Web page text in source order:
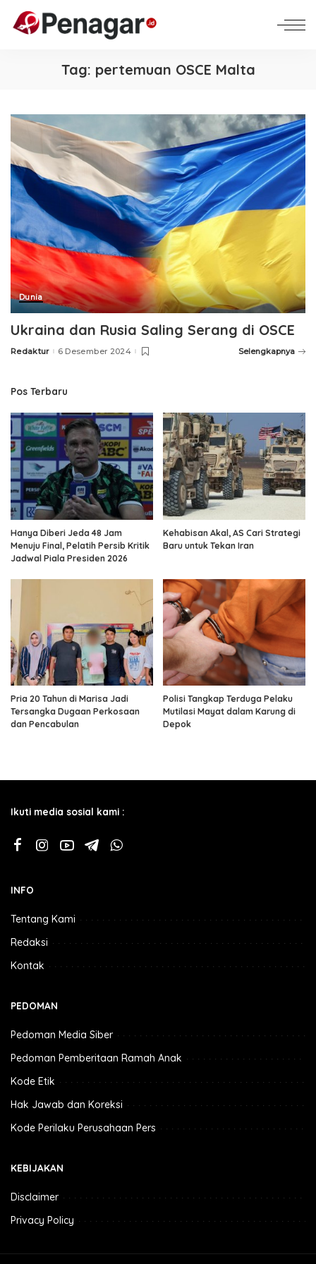
Tag: pertemuan OSCE Malta
Dunia
Ukraina dan Rusia Saling Serang di OSCE
Posted
Redaktur 6 Desember 2024 Selengkapnya
Pos Terbaru
Hanya Diberi Jeda 48 Jam
Menuju Final, Pelatih Persib Kritik
Jadwal Piala Presiden 2026
Kehabisan Akal, AS Cari Strategi
Baru untuk Tekan Iran
Pria 20 Tahun di Marisa Jadi
Tersangka Dugaan Perkosaan
dan Pencabulan
Polisi Tangkap Terduga Pelaku
Mutilasi Mayat dalam Karung di
Depok
Ikuti media sosial kami :
INFO
Tentang Kami
Redaksi
Kontak
PEDOMAN
Pedoman Media Siber
Pedoman Pemberitaan Ramah Anak
Kode Etik
Hak Jawab dan Koreksi
Kode Perilaku Perusahaan Pers
KEBIJAKAN
Disclaimer
Privacy Policy